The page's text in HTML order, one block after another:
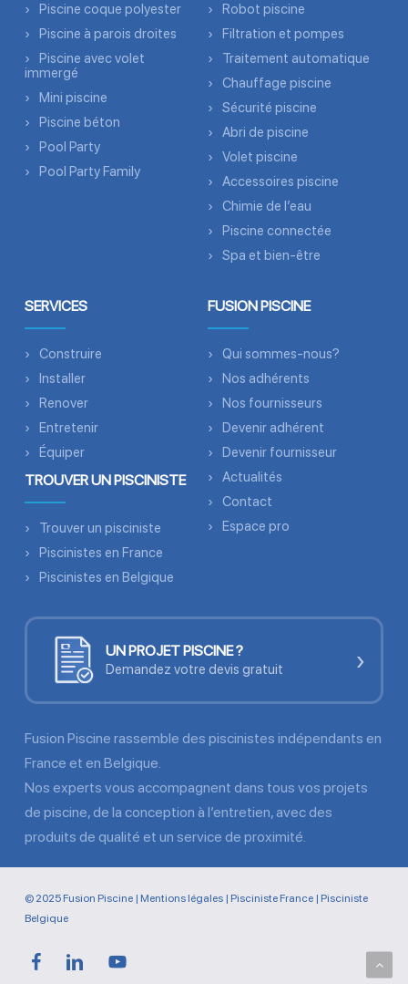
Piscine coque polyester
Piscine à parois droites
Piscine avec volet
immergé
Mini piscine
Piscine béton
Pool Party
Pool Party Family
Robot piscine
Filtration et pompes
Traitement automatique
Chauffage piscine
Sécurité piscine
Abri de piscine
Volet piscine
Accessoires piscine
Chimie de l’eau
Piscine connectée
Spa et bien-être
SERVICES
Construire
Installer
Renover
Entretenir
Équiper
TROUVER UN PISCINISTE
Trouver un pisciniste
Piscinistes en France
Piscinistes en Belgique
FUSION PISCINE
Qui sommes-nous?
Nos adhérents
Nos fournisseurs
Devenir adhérent
Devenir fournisseur
Actualités
Contact
Espace pro
UN PROJET PISCINE ?
Demandez votre devis gratuit ›
Fusion Piscine rassemble des piscinistes indépendants en
France et en Belgique.
Nos experts vous accompagnent dans tous vos projets
de piscine, de la conception à l’entretien, avec des
produits de qualité et un service de proximité.
© 2025 Fusion Piscine | Mentions légales| Pisciniste France| Pisciniste
Belgique
facebooklinkedin youtube